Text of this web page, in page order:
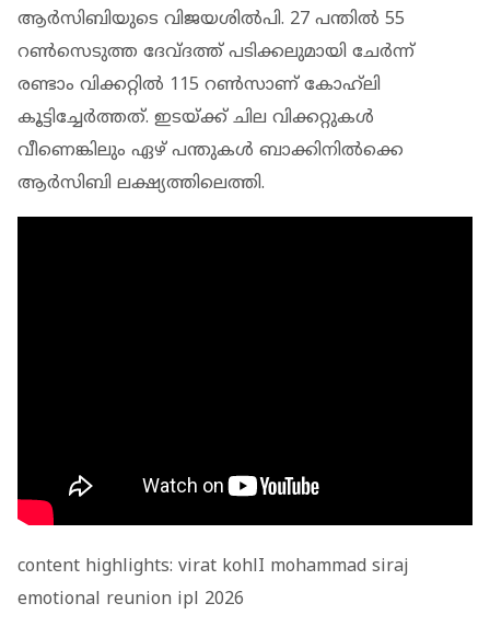
ആര്‍സിബിയുടെ വിജയശില്‍പി. 27 പന്തില്‍ 55
റണ്‍സെടുത്ത ദേവ്ദത്ത് പടിക്കലുമായി ചേര്‍ന്ന്
രണ്ടാം വിക്കറ്റില്‍ 115 റണ്‍സാണ് കോഹ്‌ലി
കൂട്ടിച്ചേര്‍ത്തത്. ഇടയ്ക്ക് ചില വിക്കറ്റുകള്‍
വീണെങ്കിലും ഏഴ് പന്തുകള്‍ ബാക്കിനില്‍ക്കെ
ആര്‍സിബി ലക്ഷ്യത്തിലെത്തി.
content highlights: virat kohlI mohammad siraj
emotional reunion ipl 2026